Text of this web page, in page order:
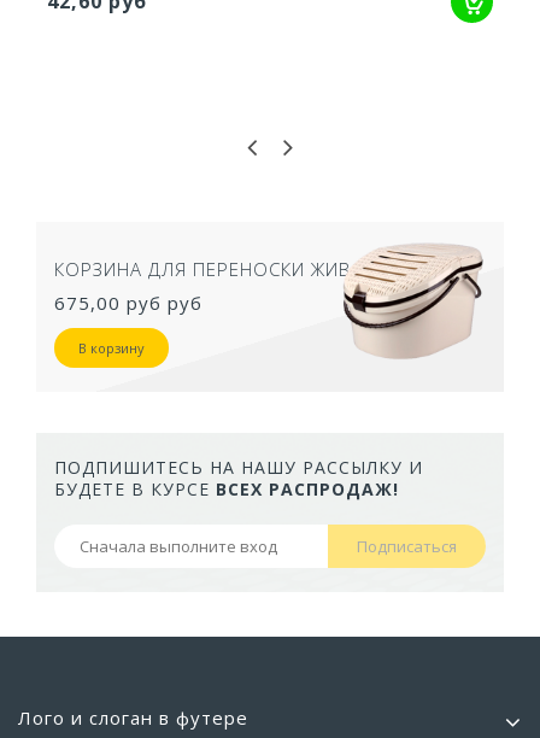
КОРЗИНА ДЛЯ ПЕРЕНОСКИ ЖИВОТНЫХ
675,00 руб руб
В корзину
ПОДПИШИТЕСЬ НА НАШУ РАССЫЛКУ И
БУДЕТЕ В КУРСЕ ВСЕХ РАСПРОДАЖ!
Подписаться
Лого и слоган в футере